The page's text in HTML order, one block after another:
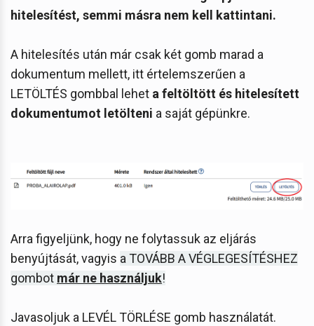
hitelesítést, semmi másra nem kell kattintani.
A hitelesítés után már csak két gomb marad a
dokumentum mellett, itt értelemszerűen a
LETÖLTÉS gombbal lehet a feltöltött és hitelesített
dokumentumot letölteni a saját gépünkre.
Arra figyeljünk, hogy ne folytassuk az eljárás
benyújtását, vagyis a TOVÁBB A VÉGLEGESÍTÉSHEZ
gombot már ne használjuk!
Javasoljuk a LEVÉL TÖRLÉSE gomb használatát.